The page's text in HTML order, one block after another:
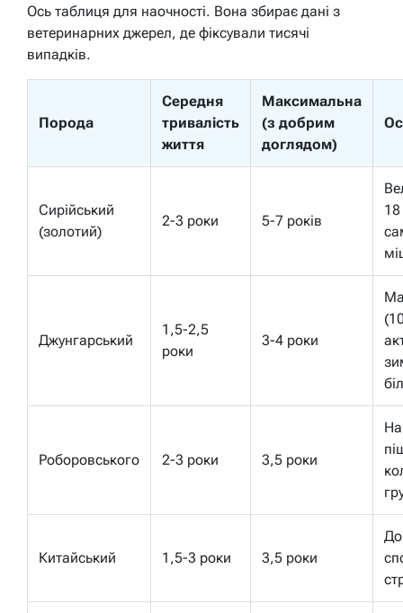
Ось таблиця для наочності. Вона збирає дані з
ветеринарних джерел, де фіксували тисячі
випадків.
Порода
Середня
тривалість
життя
Максимальна
(з добрим
доглядом)
Сирійський
(золотий)
2-3 роки 5-7 років
Джунгарський
1,5-2,5
роки
3-4 роки
Роборовського 2-3 роки 3,5 роки
Китайський 1,5-3 роки 3,5 роки